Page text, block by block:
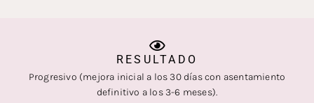
RESULTADO
Progresivo (mejora inicial a los 30 días con asentamiento
definitivo a los 3-6 meses).